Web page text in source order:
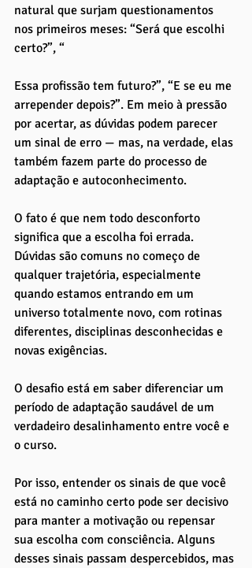
natural que surjam questionamentos
nos primeiros meses: “Será que escolhi
certo?”, “
Essa profissão tem futuro?”, “E se eu me
arrepender depois?”. Em meio à pressão
por acertar, as dúvidas podem parecer
um sinal de erro — mas, na verdade, elas
também fazem parte do processo de
adaptação e autoconhecimento.
O fato é que nem todo desconforto
significa que a escolha foi errada.
Dúvidas são comuns no começo de
qualquer trajetória, especialmente
quando estamos entrando em um
universo totalmente novo, com rotinas
diferentes, disciplinas desconhecidas e
novas exigências.
O desafio está em saber diferenciar um
período de adaptação saudável de um
verdadeiro desalinhamento entre você e
o curso.
Por isso, entender os sinais de que você
está no caminho certo pode ser decisivo
para manter a motivação ou repensar
sua escolha com consciência. Alguns
desses sinais passam despercebidos, mas